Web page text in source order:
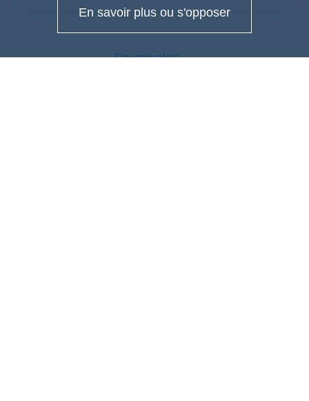
En voir plus
En savoir plus ou s'opposer